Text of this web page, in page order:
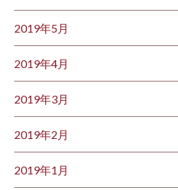
2019年5月
2019年4月
2019年3月
2019年2月
2019年1月